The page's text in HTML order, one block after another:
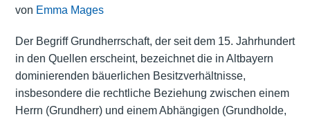
von Emma Mages
Der Begriff Grundherrschaft, der seit dem 15. Jahrhundert
in den Quellen erscheint, bezeichnet die in Altbayern
dominierenden bäuerlichen Besitzverhältnisse,
insbesondere die rechtliche Beziehung zwischen einem
Herrn (Grundherr) und einem Abhängigen (Grundholde,